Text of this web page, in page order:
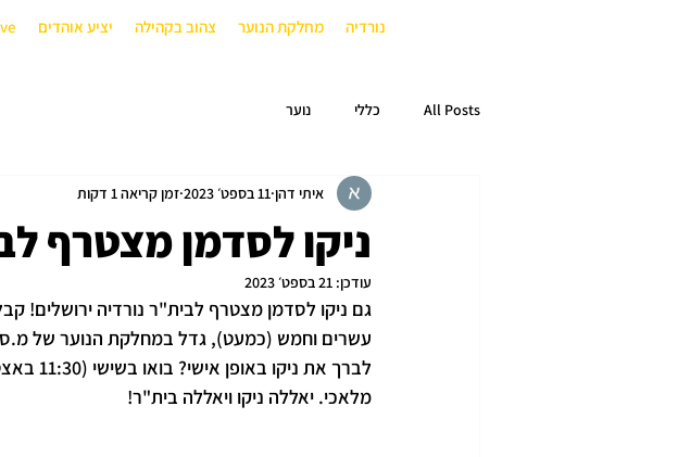
נורדיה מחלקת הנוער צהוב בקהילה יציע אוהדים
All Posts כללי נוער
ניקו לסדמן מצטרף
איתי דהן 11 בספט׳ 2023 זמן קריאה 1 דקות
עודכן: 21 בספט׳ 2023
גם ניקו לסדמן מצטרף לבית"ר נורדיה ירושלים!
עשרים וחמש (כמעט), גדל במחלקת הנוער של מ.ס
לברך
מלאכי. יאללה ניקו ויאללה בית"ר!